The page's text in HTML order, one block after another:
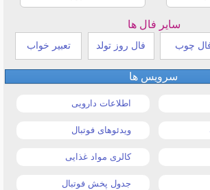
سایر فال ها
چوب فال روز تولد تعبیر خواب
سرویس ها
اطلاعات دارویی
ویدئوهای فوتبال
کالری مواد غذایی
جدول پخش فوتبال